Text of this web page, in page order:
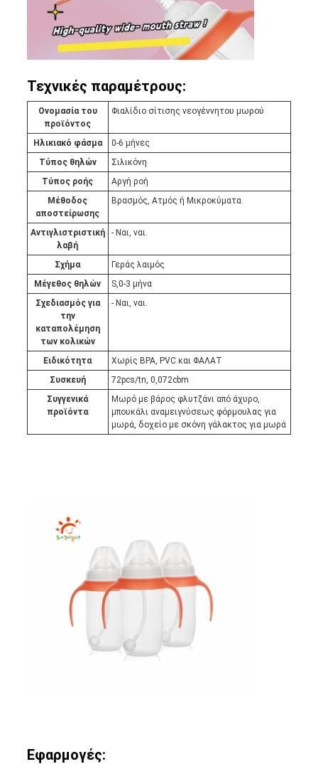
Τεχνικές παραμέτρους:
Ονομασία του
προϊόντος
Φιαλίδιο σίτισης νεογέννητου μωρού
Ηλικιακό φάσμα
0-6 μήνες
Τύπος θηλών
Σιλικόνη
Τύπος ροής
Αργή ροή
Μέθοδος
αποστείρωσης
Βρασμός, Ατμός ή Μικροκύματα
Αντιγλιστριστική
λαβή
- Ναι, ναι.
Σχήμα
Γεράς λαιμός
Μέγεθος θηλών
S,0-3 μήνα
Σχεδιασμός για
την
καταπολέμηση
των κολικών
- Ναι, ναι.
Ειδικότητα
Χωρίς BPA, PVC και ΦΑΛΑΤ
Συσκευή
72pcs/tn, 0,072cbm
Συγγενικά
προϊόντα
Μωρό με βάρος φλυτζάνι από άχυρο,
μπουκάλι αναμειγνύσεως φόρμουλας για
μωρά, δοχείο με σκόνη γάλακτος για μωρά
Εφαρμογές: